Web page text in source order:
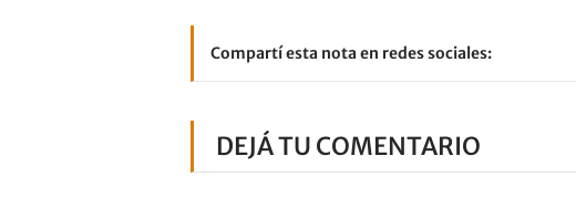
Compartí esta nota en redes sociales:
DEJÁ TU COMENTARIO